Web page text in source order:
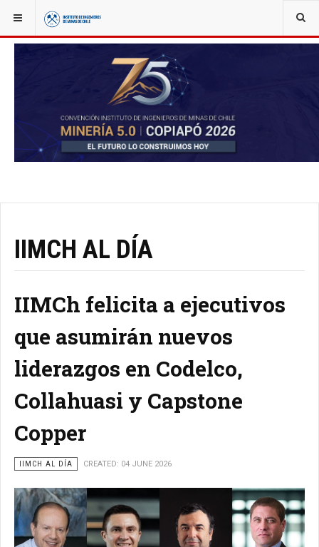
YOU ARE HERE: NOTICIAS
IIMCH AL DÍA
IIMCh felicita a ejecutivos
que asumirán nuevos
liderazgos en Codelco,
Collahuasi y Capstone
Copper
IIMCH AL DÍA CREATED: 04 JUNE 2026